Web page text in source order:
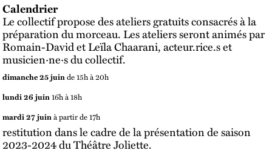
Calendrier
Le collectif propose des ateliers gratuits consacrés à la
préparation du morceau. Les ateliers seront animés par
Romain-David et Leïla Chaarani, acteur.rice.s et
musicien·ne·s du collectif.
dimanche 25 juinde 15h à 20h
lundi 26 juin16h à 18h
mardi 27 juinà partir de 17h
restitution dans le cadre de la présentation de saison
2023-2024 du Théâtre Joliette.